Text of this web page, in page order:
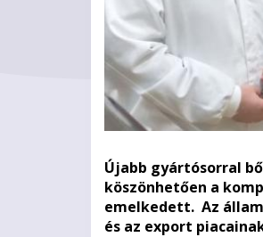
Újabb gyártósorral
köszönhetően a
emelkedett. Az
és az export